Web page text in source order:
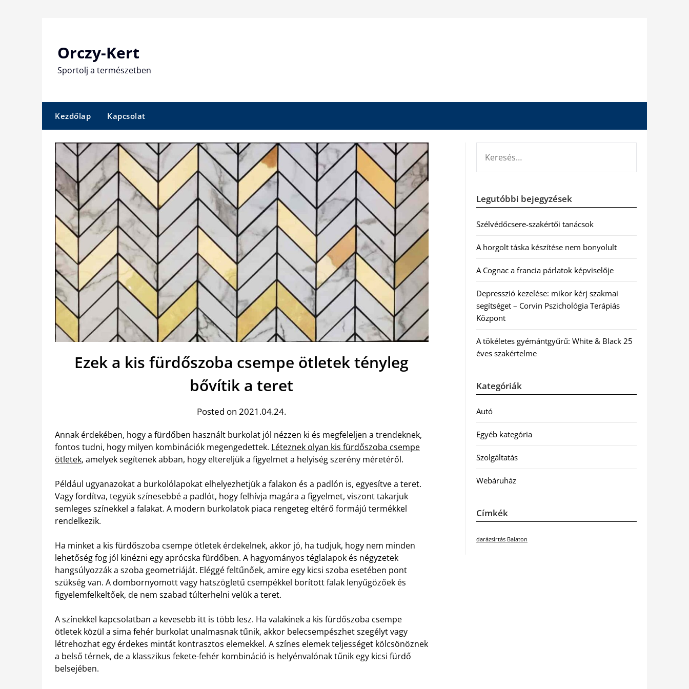
Orczy-Kert
Sportolj a természetben
Kezdőlap Kapcsolat
Ezek a kis fürdőszoba csempe ötletek tényleg
bővítik a teret
Posted on 2021.04.24.
Annak érdekében, hogy a fürdőben használt burkolat jól nézzen ki és megfeleljen a trendeknek,
fontos tudni, hogy milyen kombinációk megengedettek. Léteznek olyan kis fürdőszoba csempe
ötletek, amelyek segítenek abban, hogy eltereljük a figyelmet a helyiség szerény méretéről.
Például ugyanazokat a burkolólapokat elhelyezhetjük a falakon és a padlón is, egyesítve a teret.
Vagy fordítva, tegyük színesebbé a padlót, hogy felhívja magára a figyelmet, viszont takarjuk
semleges színekkel a falakat. A modern burkolatok piaca rengeteg eltérő formájú termékkel
rendelkezik.
Ha minket a kis fürdőszoba csempe ötletek érdekelnek, akkor jó, ha tudjuk, hogy nem minden
lehetőség fog jól kinézni egy aprócska fürdőben. A hagyományos téglalapok és négyzetek
hangsúlyozzák a szoba geometriáját. Eléggé feltűnőek, amire egy kicsi szoba esetében pont
szükség van. A dombornyomott vagy hatszögletű csempékkel borított falak lenyűgözőek és
figyelemfelkeltőek, de nem szabad túlterhelni velük a teret.
A színekkel kapcsolatban a kevesebb itt is több lesz. Ha valakinek a kis fürdőszoba csempe
ötletek közül a sima fehér burkolat unalmasnak tűnik, akkor belecsempészhet szegélyt vagy
létrehozhat egy érdekes mintát kontrasztos elemekkel. A színes elemek teljességet kölcsönöznek
a belső térnek, de a klasszikus fekete-fehér kombináció is helyénvalónak tűnik egy kicsi fürdő
belsejében.
Legutóbbi bejegyzések
Szélvédőcsere-szakértői tanácsok
A horgolt táska készítése nem bonyolult
A Cognac a francia párlatok képviselője
Depresszió kezelése: mikor kérj szakmai
segítséget – Corvin Pszichológia Terápiás
Központ
A tökéletes gyémántgyűrű: White & Black 25
éves szakértelme
Kategóriák
Autó
Egyéb kategória
Szolgáltatás
Webáruház
Címkék
darázsirtás Balaton